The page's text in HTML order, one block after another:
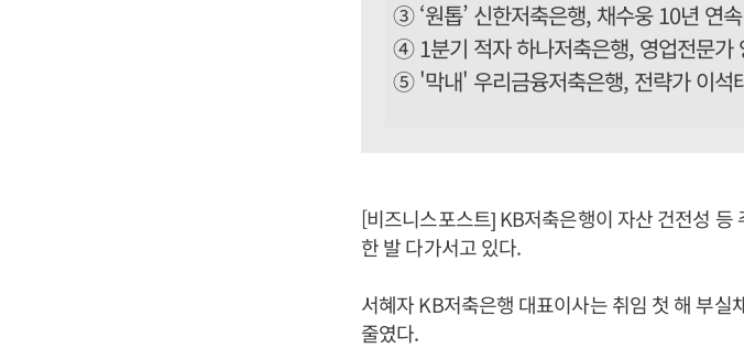
③ ‘원톱’ 신한저축은행, 채수웅 10년 연
④ 1분기 적자 하나저축은행, 영업전문가
⑤ '막내' 우리금융저축은행, 전략가 이석
[비즈니스포스트] KB저축은행이 자산 건전성
한 발 다가서고 있다.
서혜자 KB저축은행 대표이사는 취임 첫 해 부
줄였다.